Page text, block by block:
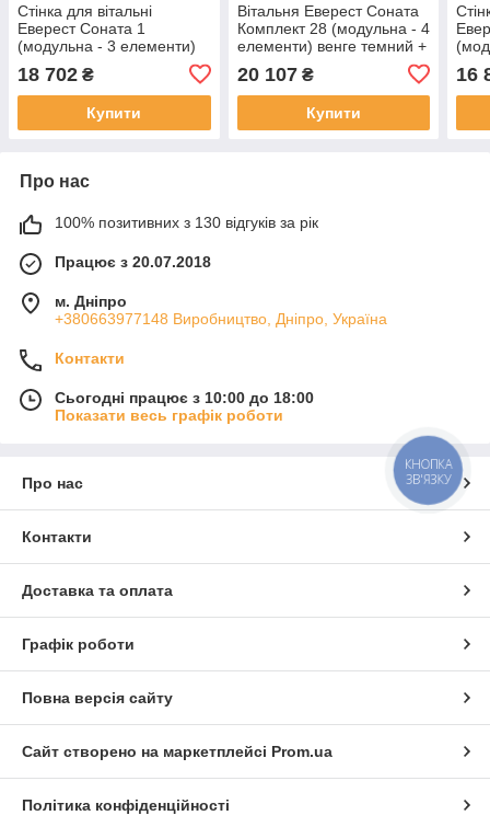
Стінка для вітальні
Еверест Соната 1
(модульна - 3 елементи)
сонома+білий (DTM-2236)
18 702 ₴
Купити
Вітальня Еверест Соната
Комплект 28 (модульна - 4
елементи) венге темний +
20 107₴
Купити
16
Про нас
100% позитивних з 130 відгуків за рік
Працює з 20.07.2018
м. Дніпро
+380663977148 Виробництво, Дніпро, Україна
Контакти
Сьогодні працює з 10:00 до 18:00
Показати весь графік роботи
Про нас
Контакти
Доставка та оплата
Графік роботи
Повна версія сайту
Сайт створено на маркетплейсі Prom.ua
Політика конфіденційності
КНОПКА
ЗВ'ЯЗКУ